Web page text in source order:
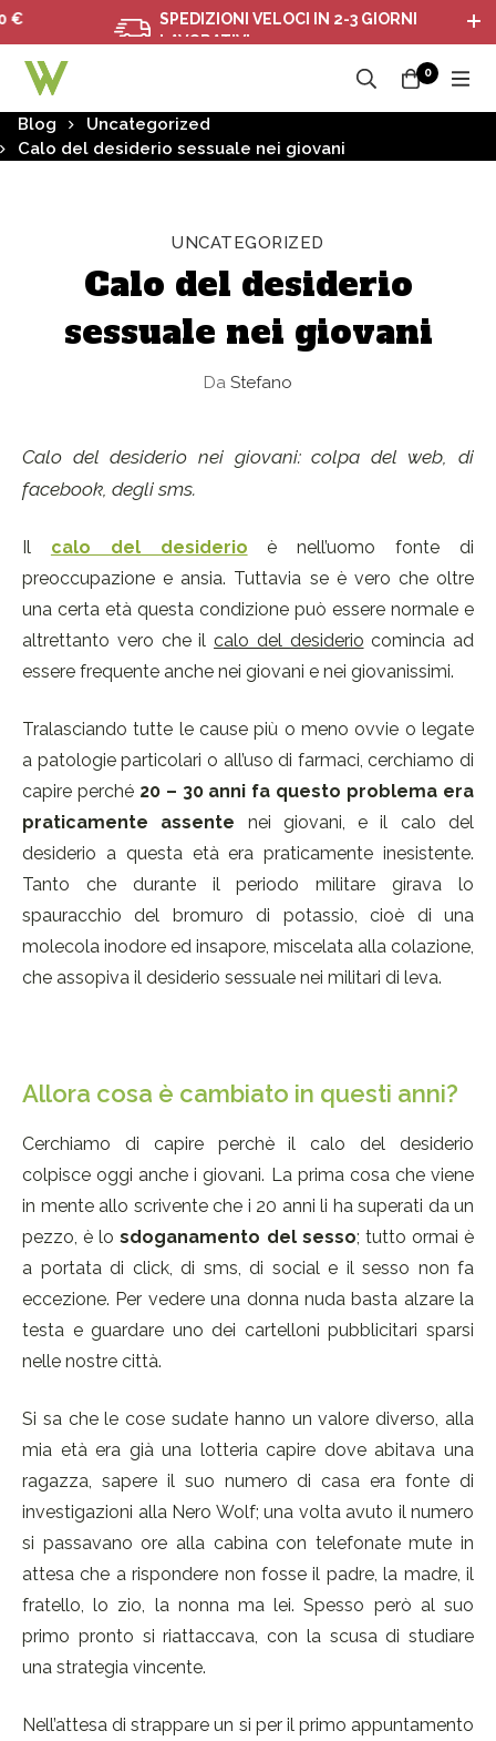
SPEDIZIONI VELOCI IN 2-3 GIORNI
LAVORATIVI
0
Blog
Uncategorized
Calo del desiderio sessuale nei giovani
UNCATEGORIZED
Calo del desiderio
sessuale nei giovani
Da Stefano
Calo del desiderio nei giovani: colpa del web, di
facebook, degli sms.
Il calo del desiderio è nell’uomo fonte di
preoccupazione e ansia. Tuttavia se è vero che oltre
una certa età questa condizione può essere normale e
altrettanto vero che il calo del desiderio comincia ad
essere frequente anche nei giovani e nei giovanissimi.
Tralasciando tutte le cause più o meno ovvie o legate
a patologie particolari o all’uso di farmaci, cerchiamo di
capire perché 20 – 30 anni fa questo problema era
praticamente assente nei giovani, e il calo del
desiderio a questa età era praticamente inesistente.
Tanto che durante il periodo militare girava lo
spauracchio del bromuro di potassio, cioè di una
molecola inodore ed insapore, miscelata alla colazione,
che assopiva il desiderio sessuale nei militari di leva.
Allora cosa è cambiato in questi anni?
Cerchiamo di capire perchè il calo del desiderio
colpisce oggi anche i giovani. La prima cosa che viene
in mente allo scrivente che i 20 anni li ha superati da un
pezzo, è losdoganamento del sesso; tutto ormai è
a portata di click, di sms, di social e il sesso non fa
eccezione. Per vedere una donna nuda basta alzare la
testa e guardare uno dei cartelloni pubblicitari sparsi
nelle nostre città.
Si sa che le cose sudate hanno un valore diverso, alla
mia età era già una lotteria capire dove abitava una
ragazza, sapere il suo numero di casa era fonte di
investigazioni alla Nero Wolf; una volta avuto il numero
si passavano ore alla cabina con telefonate mute in
attesa che a rispondere non fosse il padre, la madre, il
fratello, lo zio, la nonna ma lei. Spesso però al suo
primo pronto si riattaccava, con la scusa di studiare
una strategia vincente.
Nell’attesa di strappare un si per il primo appuntamento